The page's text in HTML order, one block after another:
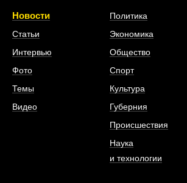
Новости
Статьи
Интервью
Фото
Темы
Видео
Политика
Экономика
Общество
Спорт
Культура
Губерния
Происшествия
Наука
и технологии